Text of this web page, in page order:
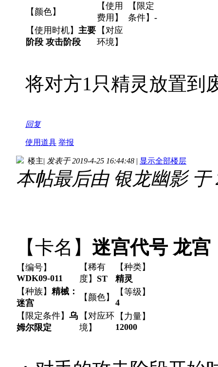
【颜色】
【使用
费用】
【限定
条件】 -
【使用时机】 主要
阶段 攻击阶段
【对应
环境】
将对方1只精灵放置到
回复
使用道具 举报
楼主| 发表于 2019-4-25 16:44:48 | 显示全部楼层
本帖最后由 银龙幽影 于
【卡名】 迷宫代号 龙宫
【编号】
WDK09-011
【稀有
度】 ST
【种类】
精灵
【种族】 精械：
迷宫
【颜色】
【等级】
4
【限定条件】 乌
姆尔限定
【对应环
境】
【力量】
12000